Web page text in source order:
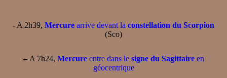
- A 2h39, Mercure arrive devant la constellation du Scorpion
(Sco)
–A 7h24, Mercureentre dans le signe du Sagittaireen
géocentrique